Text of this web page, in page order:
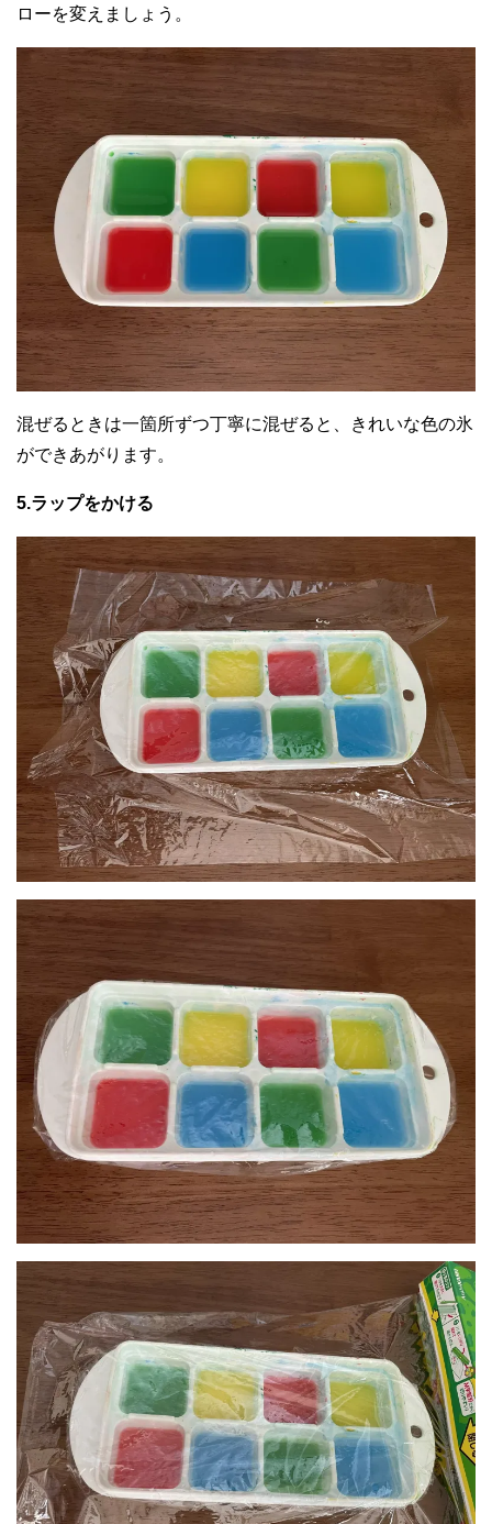
ローを変えましょう。
混ぜるときは一箇所ずつ丁寧に混ぜると、きれいな色の氷
ができあがります。
5.ラップをかける